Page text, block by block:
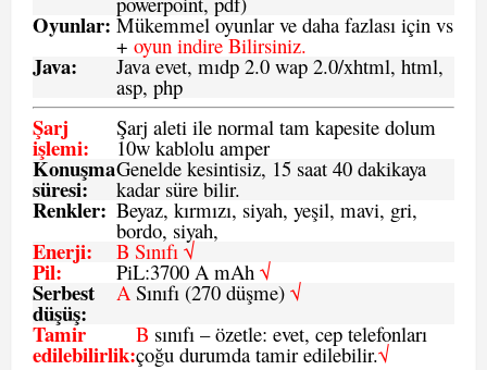
Oyunlar: Mükemmel oyunlar ve daha fazlası için vs
+ oyun indire Bilirsiniz.
Java: Java evet, mıdp 2.0 wap 2.0/xhtml, html,
asp, php
Şarj
işlemi:
Şarj aleti ile normal tam kapesite dolum
10w kablolu amper
Konuşma
süresi:
Genelde kesintisiz, 15 saat 40 dakikaya
kadar süre bilir.
Renkler: Beyaz, kırmızı, siyah, yeşil, mavi, gri,
bordo, siyah,
Enerji: B Sınıfı √
Pil: PiL:3700 A mAh √
Serbest
düşüş:
ASınıfı (270 düşme) √
Tamir
edilebilirlik:
B sınıfı – özetle: evet, cep telefonları
çoğu durumda tamir edilebilir.√